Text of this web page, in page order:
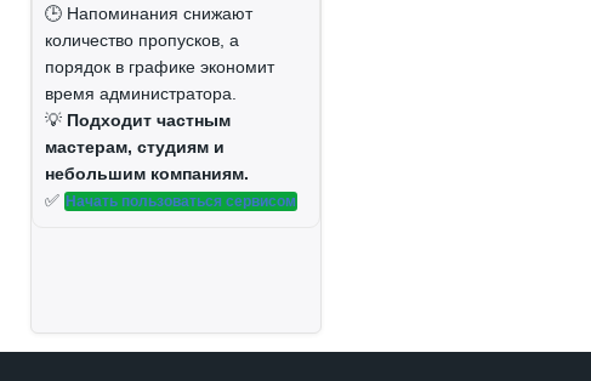
🕒 Напоминания снижают
количество пропусков, а
порядок в графике экономит
время администратора.
💡 Подходит частным
мастерам, студиям и
небольшим компаниям.
✅ Начать пользоваться сервисом